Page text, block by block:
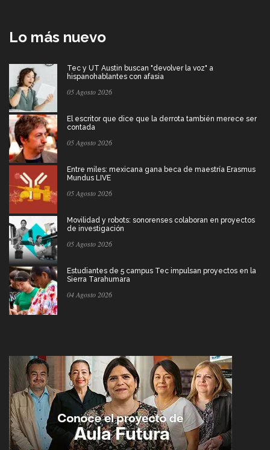
Lo más nuevo
Tec y UT Austin buscan "devolver la voz" a
hispanohablantes con afasia
05 Agosto 2026
El escritor que dice que la derrota también merece ser
contada
05 Agosto 2026
Entre miles: mexicana gana beca de maestría Erasmus
Mundus LIVE
05 Agosto 2026
Movilidad y robots: sonorenses colaboran en proyectos
de investigación
05 Agosto 2026
Estudiantes de 5 campus Tec impulsan proyectos en la
Sierra Tarahumara
04 Agosto 2026